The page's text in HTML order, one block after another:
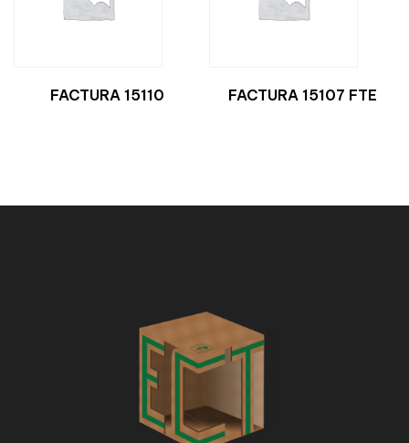
FACTURA 15110 FACTURA 15107 FTE